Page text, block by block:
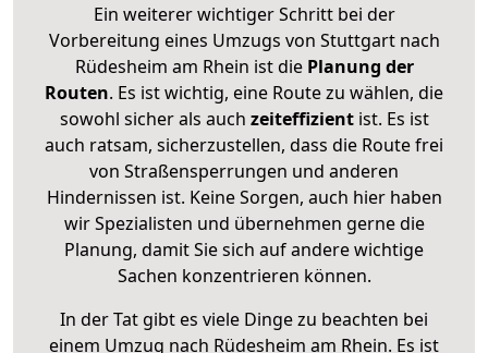
Ein weiterer wichtiger Schritt bei der
Vorbereitung eines Umzugs von Stuttgart nach
Rüdesheim am Rhein ist diePlanung der
Routen. Es ist wichtig, eine Route zu wählen, die
sowohl sicher als auch zeiteffizientist. Es ist
auch ratsam, sicherzustellen, dass die Route frei
von Straßensperrungen und anderen
Hindernissen ist. Keine Sorgen, auch hier haben
wir Spezialisten und übernehmen gerne die
Planung, damit Sie sich auf andere wichtige
Sachen konzentrieren können.
In der Tat gibt es viele Dinge zu beachten bei
einem Umzug nach Rüdesheim am Rhein. Es ist